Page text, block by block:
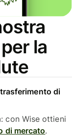
la
di
con Wise ottieni
di mercato.